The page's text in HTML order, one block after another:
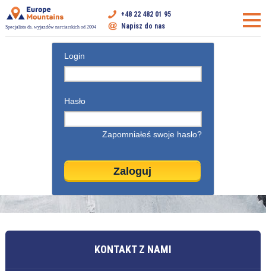
Specjalista ds. wyjazdów narciarskich od 2004
+48 22 482 01 95
Napisz do nas
Login
Hasło
Zapomniałeś swoje hasło?
KONTAKT Z NAMI